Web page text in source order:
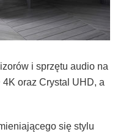
i sprzętu audio na
oraz Crystal UHD, a
się stylu